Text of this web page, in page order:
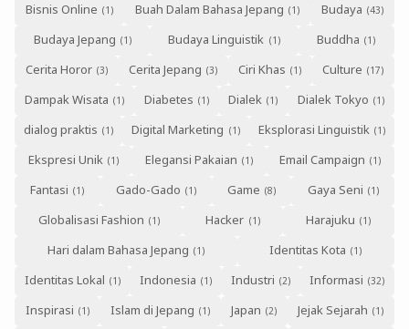
Bisnis Online
Buah Dalam Bahasa Jepang
Budaya
Budaya Jepang
Budaya Linguistik
Buddha
Cerita Horor
Cerita Jepang Ciri Khas
Culture
Dampak Wisata
Diabetes Dialek
Dialek Tokyo
dialog praktis
Digital Marketing
Eksplorasi Linguistik
Ekspresi Unik
Elegansi Pakaian
Email Campaign
Fantasi
Gado-Gado Game
Gaya Seni
Globalisasi Fashion
Hacker
Harajuku
Hari dalam Bahasa Jepang
Identitas Kota
Identitas Lokal
Indonesia Industri
Informasi
Inspirasi
Islam di Jepang Japan
Jejak Sejarah